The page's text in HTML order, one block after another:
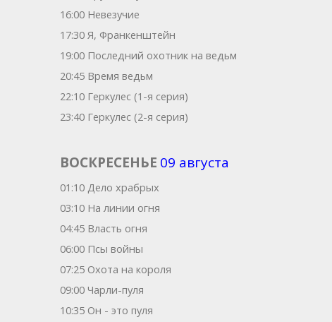
16:00 Невезучие
17:30 Я, Франкенштейн
19:00 Последний охотник на ведьм
20:45 Время ведьм
22:10 Геркулес (1-я серия)
23:40 Геркулес (2-я серия)
ВОСКРЕСЕНЬЕ 09 августа
01:10 Дело храбрых
03:10 На линии огня
04:45 Власть огня
06:00 Псы войны
07:25 Охота на короля
09:00 Чарли-пуля
10:35 Он - это пуля